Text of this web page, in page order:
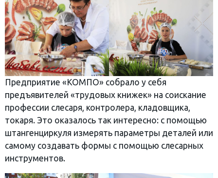
Предприятие «КОМПО» собрало у себя
предъявителей «трудовых книжек» на соискание
профессии слесаря, контролера, кладовщика,
токаря. Это оказалось так интересно: с помощью
штангенциркуля измерять параметры деталей или
самому создавать формы с помощью слесарных
инструментов.